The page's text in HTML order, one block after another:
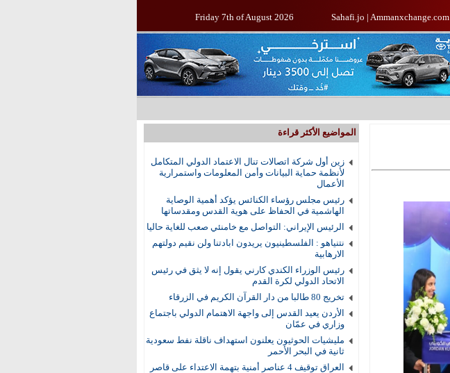
Friday 7th of August 2026 Sahafi.jo | Ammanxchange.com
المواضيع الأكثر قراءة
زين أول شركة اتصالات تنال الاعتماد الدولي المتكامل
لأنظمة حماية البيانات وأمن المعلومات واستمرارية
الأعمال
رئيس مجلس رؤساء الكنائس يؤكد أهمية الوصاية
الهاشمية في الحفاظ على هوية القدس ومقدساتها
الرئيس الإيراني: التواصل مع خامنئي صعب للغاية حاليا
نتنياهو : الفلسطينيون يريدون ابادتنا ولن نقيم دولتهم
الارهابية
رئيس الوزراء الكندي كارني يقول إنه لا يثق في رئيس
الاتحاد الدولي لكرة القدم
تخريج 80 طالبا من دار القرآن الكريم في الزرقاء
الأردن يعيد القدس إلى واجهة الاهتمام الدولي باجتماع
وزاري في عمّان
مليشيات الحوثيون يعلنون استهداف ناقلة نفط سعودية
ثانية في البحر الأحمر
العراق توقيف 4 عناصر أمنية بتهمة الاعتداء على قاصر